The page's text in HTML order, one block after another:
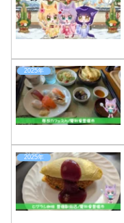
2025年
2025年